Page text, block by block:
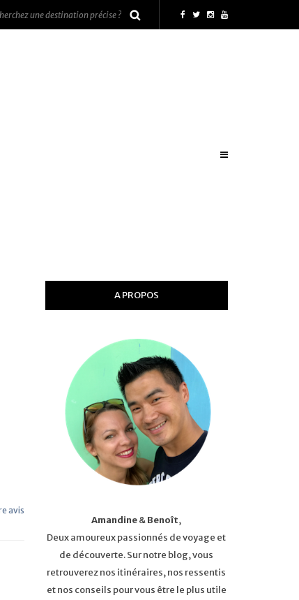
avis
A PROPOS
Amandine&Benoît,
Deux amoureux passionnés de voyage et
de découverte. Sur notre blog, vous
retrouverez nos itinéraires, nos ressentis
et nos conseils pour vous être le plus utile